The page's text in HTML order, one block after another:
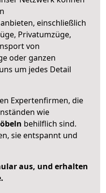
einschließlich
Privatumzüge,
von
oder ganzen
um jedes Detail
Expertenfirmen, die
wie
behilflich sind.
sie entspannt und
aus, und erhalten